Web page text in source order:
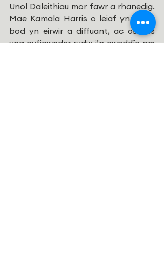
Unol Daleithiau mor fawr a rhanedig.
Mae Kamala Harris o leiaf yn ceisio
bod yn eirwir a diffuant, ac os oes
yna gyfiawnder rydw i’n gweddïo am